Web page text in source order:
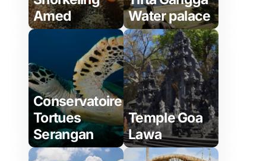
Amed
Water palace
Conservatoire
Tortues
Serangan
Temple Goa
Lawa